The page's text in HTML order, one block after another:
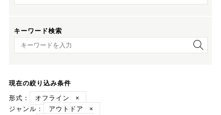
キーワード検索
キーワード検索
現在の絞り込み条件
形式：
オフライン
×
ジャンル：
アウトドア
×